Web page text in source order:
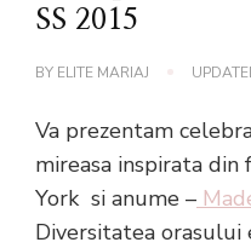
SS 2015
BY ELITE MARIAJ
Va prezentam
mireasa inspirata
York si anume –
Diversitatea orasului